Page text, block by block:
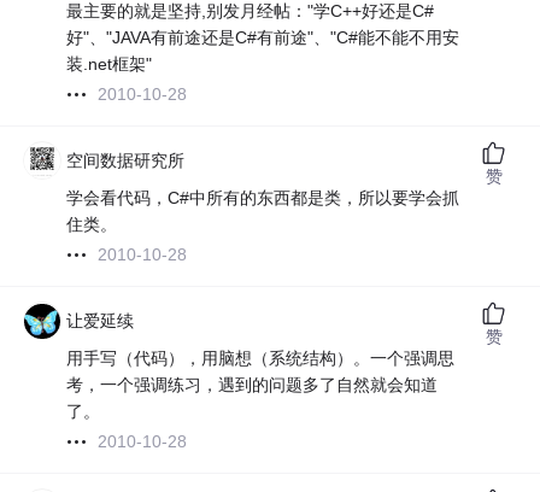
最主要的就是坚持,别发月经帖："学C++好还是C#
好"、"JAVA有前途还是C#有前途"、"C#能不能不用安
装.net框架"
2010-10-28
空间数据研究所
学会看代码，C#中所有的东西都是类，所以要学会抓
住类。
2010-10-28
赞
让爱延续
用手写（代码），用脑想（系统结构）。一个强调思
考，一个强调练习，遇到的问题多了自然就会知道
了。
2010-10-28
赞